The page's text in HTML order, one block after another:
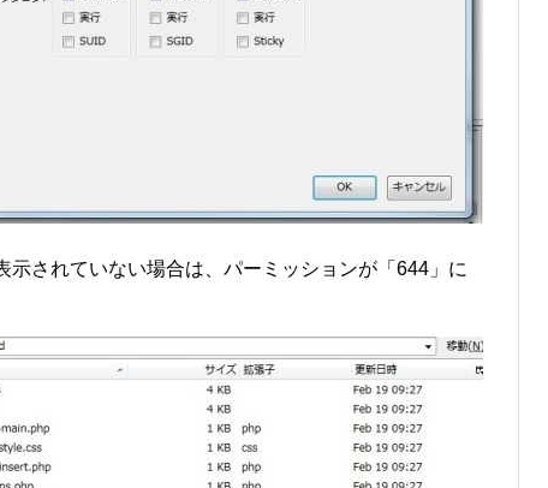
示されていない場合は、パーミッションが「644」に